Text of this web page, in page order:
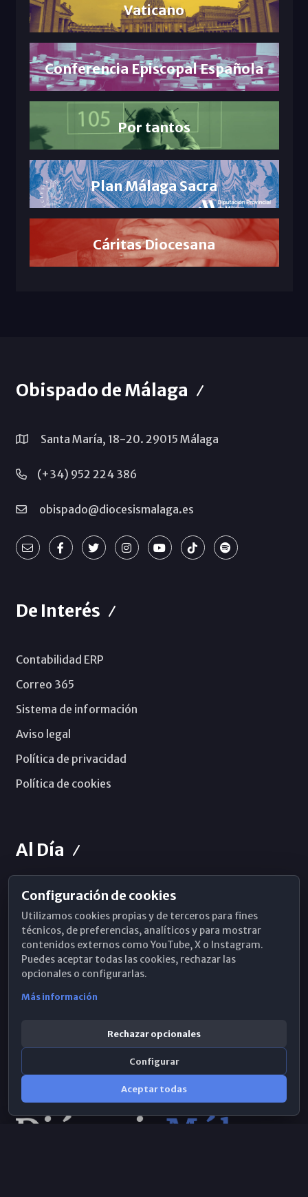
Vaticano
Conferencia Episcopal Española
Por tantos
Plan Málaga Sacra
Cáritas Diocesana
Obispado de Málaga
Santa María, 18-20. 29015 Málaga
(+34) 952 224 386
obispado@diocesismalaga.es
De Interés
Contabilidad ERP
Correo 365
Sistema de información
Aviso legal
Política de privacidad
Política de cookies
Al Día
Horarios de Misa
Hemeroteca
WhatsApp
Configuración de cookies
Utilizamos cookies propias y de terceros para fines
técnicos, de preferencias, analíticos y para mostrar
contenidos externos como YouTube, X o Instagram.
Puedes aceptar todas las cookies, rechazar las
opcionales o configurarlas.
Más información
Rechazar opcionales
Configurar
Aceptar todas